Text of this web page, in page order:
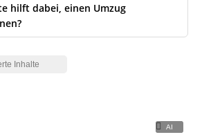
hilft dabei, einen Umzug